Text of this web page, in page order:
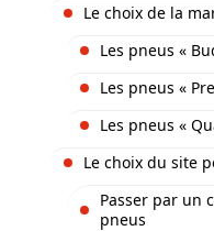
Le choix de la
Les pneus «
Les pneus «
Les pneus «
Le choix du site
Passer par un
pneus